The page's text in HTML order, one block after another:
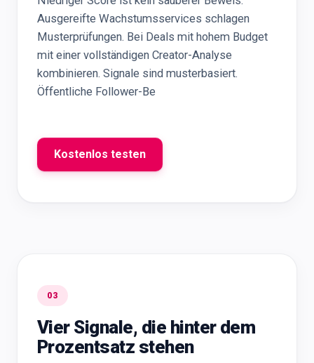
Ausgereifte Wachstumsservices schlagen
Musterprüfungen. Bei Deals mit hohem Budget
mit einer vollständigen Creator-Analyse
kombinieren. Signale sind musterbasiert.
Öffentliche Follower-Be
Kostenlos testen
03
Vier Signale, die hinter dem
Prozentsatz stehen